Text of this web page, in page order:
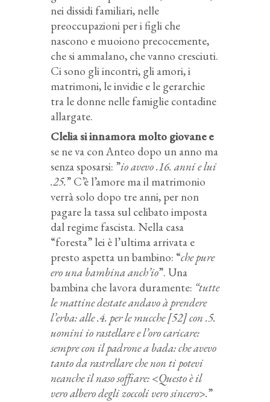
nei dissidi familiari, nelle
preoccupazioni per i figli che
nascono e muoiono precocemente,
che si ammalano, che vanno cresciuti.
Ci sono gli incontri, gli amori, i
matrimoni, le invidie e le gerarchie
tra le donne nelle famiglie contadine
allargate.
Clelia si innamora molto giovane e
se ne va con Anteo dopo un anno ma
senza sposarsi: ”io avevo .16. anni e lui
.25.” C’è l’amore ma il matrimonio
verrà solo dopo tre anni, per non
pagare la tassa sul celibato imposta
dal regime fascista. Nella casa
“foresta” lei è l’ultima arrivata e
presto aspetta un bambino: “che pure
ero una bambina anch’io”. Una
bambina che lavora duramente: “tutte
le mattine destate andavo à prendere
l’erba: alle .4. per le mucche [52] con .5.
uomini io rastellare e l’oro caricare:
sempre con il padrone a bada: che avevo
tanto da rastrellare che non ti potevi
neanche il naso soffiare: <Questo è il
vero albero degli zoccoli vero sincero>.”